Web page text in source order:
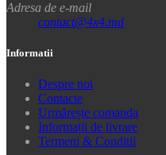
Adresa de e-mail
contact@4x4.md
Informatii
Despre noi
Contacte
Urmărește comanda
Informații de livrare
Termeni & Conditii